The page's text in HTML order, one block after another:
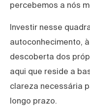
percebemos a nós
Investir nesse
autoconhecimento,
descoberta dos
aqui que reside a
clareza necessária
longo prazo.